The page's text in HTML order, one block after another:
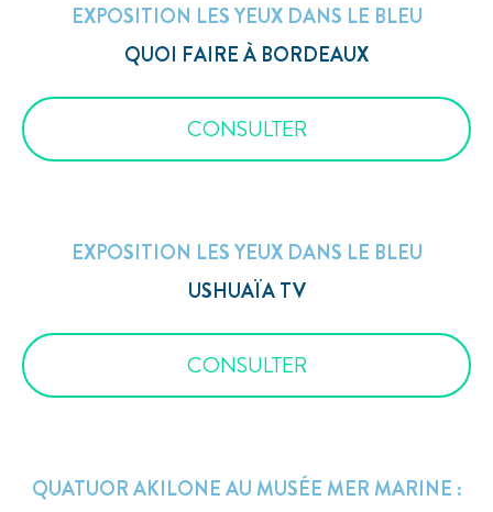
EXPOSITION LES YEUX DANS LE BLEU
QUOI FAIRE À BORDEAUX
CONSULTER
EXPOSITION LES YEUX DANS LE BLEU
USHUAÏA TV
CONSULTER
QUATUOR AKILONE AU MUSÉE MER MARINE :